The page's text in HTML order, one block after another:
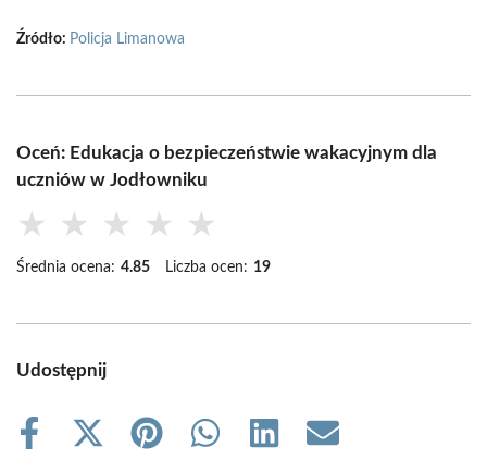
Źródło: Policja Limanowa
Oceń: Edukacja o bezpieczeństwie wakacyjnym dla
uczniów w Jodłowniku
★ ★ ★ ★ ★
Średnia ocena: 4.85 Liczba ocen: 19
Udostępnij
Share
Share
Share
Share
Share
Share